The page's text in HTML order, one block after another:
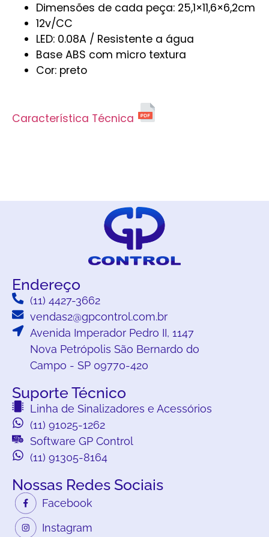
Dimensões de cada peça: 25,1×11,6×6,2cm
12v/CC
LED: 0.08A / Resistente a água
Base ABS com micro textura
Cor: preto
Característica Técnica
Endereço
(11) 4427-3662
vendas2@gpcontrol.com.br
Avenida Imperador Pedro II, 1147
Nova Petrópolis São Bernardo do
Campo - SP 09770-420
Suporte Técnico
Linha de Sinalizadores e Acessórios
(11) 91025-1262
Software GP Control
(11) 91305-8164
Nossas Redes Sociais
Facebook
Instagram